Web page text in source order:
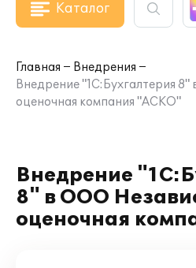
Каталог
Главная
Внедрения
Внедрение "1С:Бухгалтерия
оценочная компания "АСКО"
Внедрение
8" в ООО
оценочная